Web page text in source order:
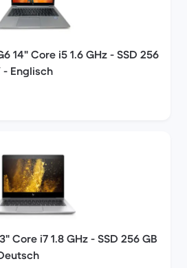
14" Core i5 1.6 GHz - SSD 256
- Englisch
Core i7 1.8 GHz - SSD 256 GB